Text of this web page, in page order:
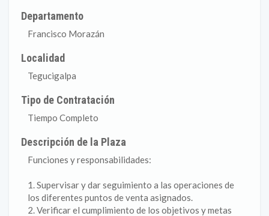
Departamento
Francisco Morazán
Localidad
Tegucigalpa
Tipo de Contratación
Tiempo Completo
Descripción de la Plaza
Funciones y responsabilidades:
1. Supervisar y dar seguimiento a las operaciones de
los diferentes puntos de venta asignados.
2. Verificar el cumplimiento de los objetivos y metas